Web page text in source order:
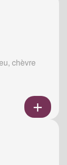
chèvre